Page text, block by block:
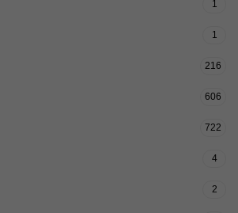
1
1
216
606
722
4
2